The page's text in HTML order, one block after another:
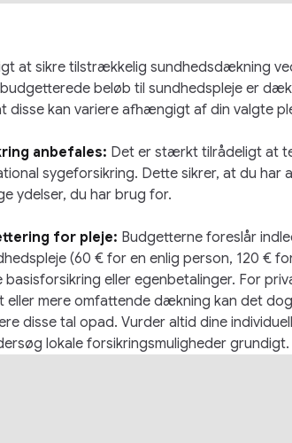
at sikre tilstrækkelig sundhedsdækning
budgetterede beløb til sundhedspleje er
disse kan variere afhængigt af din valgte
anbefales: Det er stærkt tilrådeligt at
sygeforsikring. Dette sikrer, at du har
ydelser, du har brug for.
for pleje: Budgetterne foreslår
(60 € for en enlig person, 120 €
eller egenbetalinger. For
eller mere omfattende dækning kan det
disse tal opad. Vurder altid dine
lokale forsikringsmuligheder grundigt.